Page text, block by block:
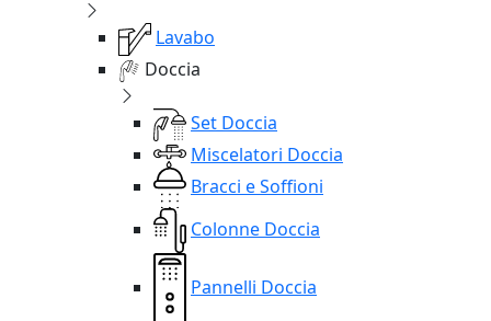
Lavabo
Doccia
Set Doccia
Miscelatori Doccia
Bracci e Soffioni
Colonne Doccia
Pannelli Doccia